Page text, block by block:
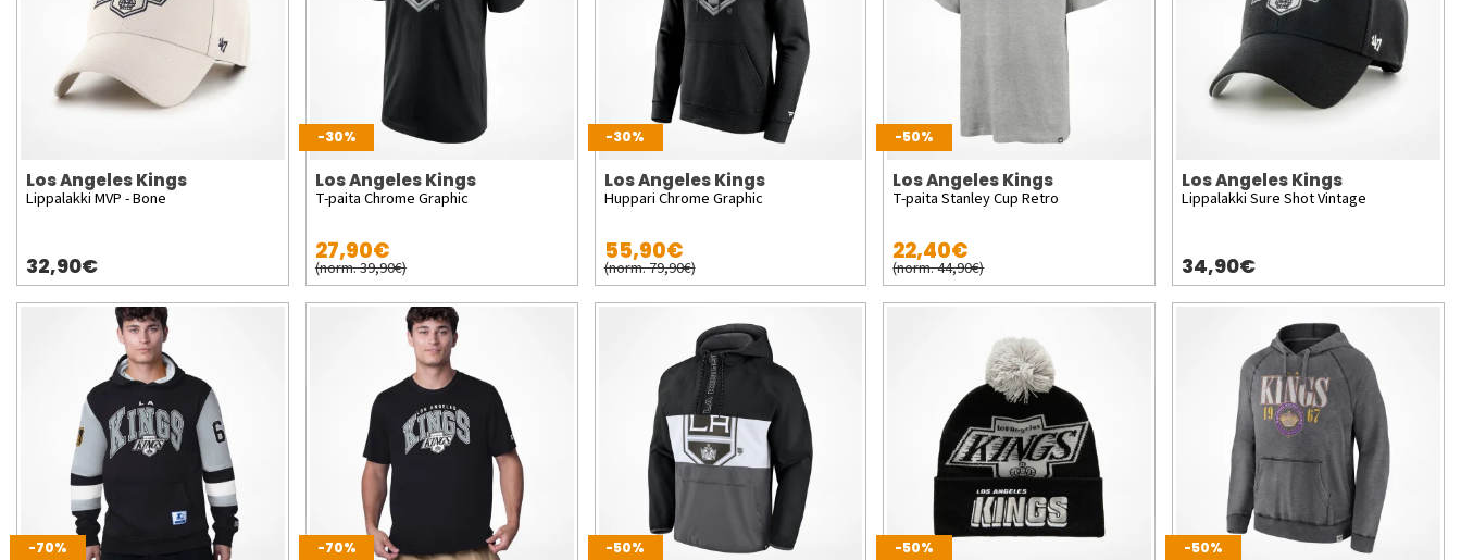
Los Angeles Kings
Lippalakki MVP - Bone
32,90€
-30%
Los Angeles Kings
T-paita Chrome Graphic
27,90€
(norm. 39,90€)
-30%
Los Angeles Kings
Huppari Chrome Graphic
55,90€
(norm. 79,90€)
-50%
Los Angeles Kings
T-paita Stanley Cup Retro
22,40€
(norm. 44,90€)
Los Angeles Kings
Lippalakki Sure Shot Vintage
34,90€
-70% -70% -50% -50% -50%